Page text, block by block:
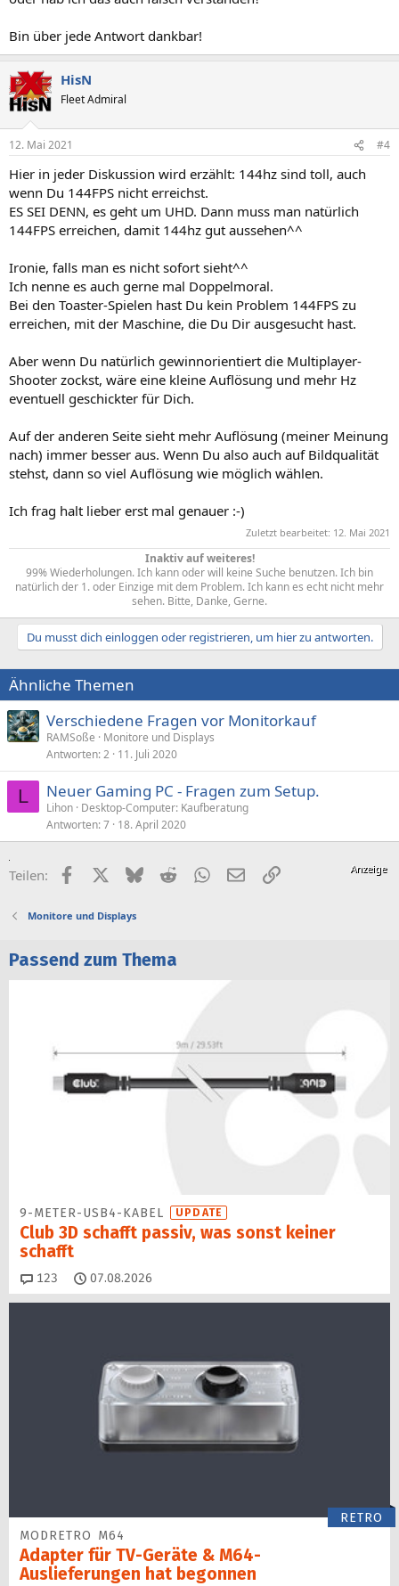
Bin über jede Antwort dankbar!
HisN
Fleet Admiral
12. Mai 2021 #4
Hier in jeder Diskussion wird erzählt: 144hz sind toll, auch
wenn Du 144FPS nicht erreichst.
ES SEI DENN, es geht um UHD. Dann muss man natürlich
144FPS erreichen, damit 144hz gut aussehen^^
Ironie, falls man es nicht sofort sieht^^
Ich nenne es auch gerne mal Doppelmoral.
Bei den Toaster-Spielen hast Du kein Problem 144FPS zu
erreichen, mit der Maschine, die Du Dir ausgesucht hast.
Aber wenn Du natürlich gewinnorientiert die Multiplayer-
Shooter zockst, wäre eine kleine Auflösung und mehr Hz
eventuell geschickter für Dich.
Auf der anderen Seite sieht mehr Auflösung (meiner Meinung
nach) immer besser aus. Wenn Du also auch auf Bildqualität
stehst, dann so viel Auflösung wie möglich wählen.
Ich frag halt lieber erst mal genauer :-)
Zuletzt bearbeitet: 12. Mai 2021
Inaktiv auf weiteres!
99% Wiederholungen. Ich kann oder will keine Suche benutzen. Ich bin
natürlich der 1. oder Einzige mit dem Problem. Ich kann es echt nicht mehr
sehen. Bitte, Danke, Gerne.​
Du musst dich einloggen oder registrieren, um hier zu antworten.
Ähnliche Themen
Verschiedene Fragen vor Monitorkauf
RAMSoße
Monitore und Displays
Antworten 2 11. Juli 2020
L Neuer Gaming PC - Fragen zum Setup.
Lihon Desktop-Computer: Kaufberatung
Antworten 7 18. April 2020
Teilen: FacebookX (Twitter)
BlueskyRedditWhatsApp
E-MailLink
Monitore und Displays
Passend zum Thema
9-METER-USB4-KABEL UPDATE
Club 3D schafft passiv, was sonst keiner
schafft
123 Kommentare
07.08.2026
RETRO
MODRETRO M64
Adapter für TV-Geräte & M64-
Auslieferungen hat begon­nen